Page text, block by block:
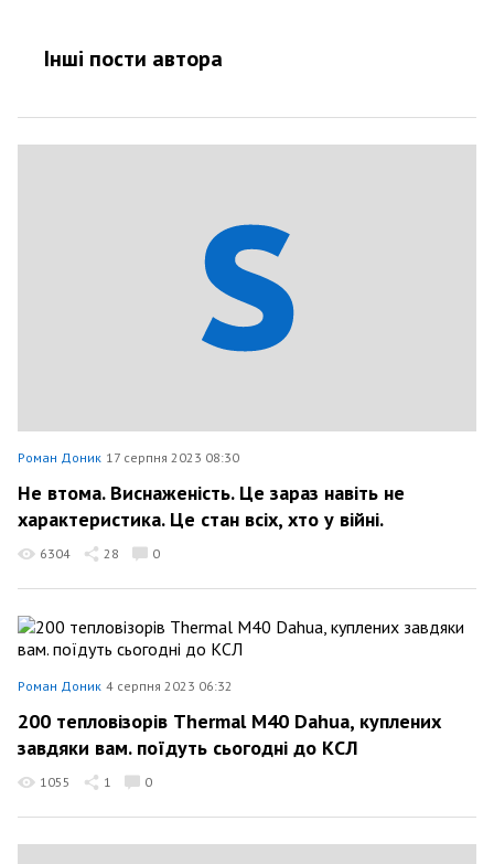
Інші пости автора
Роман Доник 17 серпня 2023 08:30
Не втома. Виснаженість. Це зараз навіть не
характеристика. Це стан всіх, хто у війні.
6304 28 0
Роман Доник 4 серпня 2023 06:32
200 тепловізорів Thermal M40 Dahua, куплених
завдяки вам. поїдуть сьогодні до КСЛ
1055 1 0